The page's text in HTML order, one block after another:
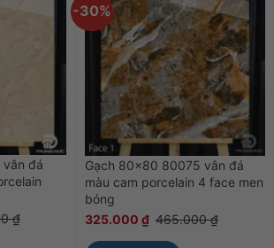
đá
₫
-30%
Gạch 80×80 80075 vân đá
màu cam porcelain 4 face men
bóng
325.000 ₫ 465.000₫